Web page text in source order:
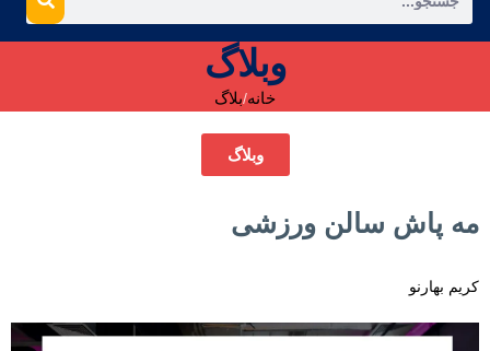
وبلاگ
خانه بلاگ
وبلاگ
مه پاش سالن ورزشی
کریم بهارنو